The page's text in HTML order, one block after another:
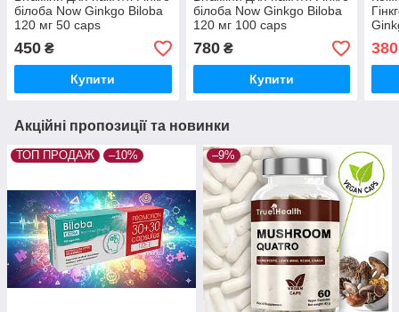
білоба Now Ginkgo Biloba
120 мг 50 caps
450 ₴
Купити
білоба Now Ginkgo Biloba
120 мг 100 caps
780₴
Купити
380
Акційні пропозиції та новинки
ТОП ПРОДАЖ –10% –9%